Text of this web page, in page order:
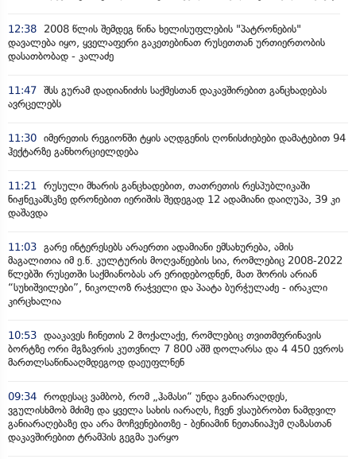
12:38
2008 წლის შემდეგ წინა ხელისუფლების "პატრონების"
დავალება იყო, ყველაფერი გაკეთებინათ რუსეთთან ურთიერთობის
დასათბობად - კალაძე
11:47 შსს გურამ დადიანიძის საქმესთან დაკავშირებით განცხადებას
ავრცელებს
11:30 იმერეთის რეგიონში ტყის აღდგენის ღონისძიებები დამატებით 94
ჰექტარზე განხორციელდება
11:21
რუსული მხარის განცხადებით, თათრეთის რესპუბლიკაში
ნიჟნეკამსკზე დრონებით იერიშის შედეგად 12 ადამიანი დაიღუპა, 39 კი
დაშავდა
11:03 გარე ინტერესებს არაერთი ადამიანი ემსახურება, ამის
მაგალითია იმ ე.წ. კულტურის მოღვაწეების სია, რომლებიც 2008-2022
წლებში რუსეთში საქმიანობას არ ერიდებოდნენ, მათ შორის არიან
“სუხიშვილები”, ნიკოლოზ რაჭველი და პაატა ბურჭულაძე - ირაკლი
კირცხალია
10:53 დააკავეს ჩინეთის 2 მოქალაქე, რომლებიც თვითმფრინავის
ბორტზე ორი მგზავრის კუთვნილ 7 800 აშშ დოლარსა და 4 450 ევროს
მართლსაწინააღმდეგოდ დაეუფლნენ
09:34 როდესაც ვამბობ, რომ „ჰამასი“ უნდა განიარაღდეს,
ვგულისხმობ მძიმე და ყველა სახის იარაღს, ჩვენ ვსაუბრობთ ნამდვილ
განიარაღებაზე და არა მოჩვენებითზე - ბენიამინ ნეთანიაჰუმ ღაზასთან
დაკავშირებით ტრამპის გეგმა უარყო